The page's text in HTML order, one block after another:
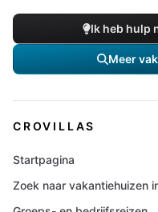
Ik heb hulp
Meer
CROVILLAS
Startpagina
Zoek naar vakantiehuizen